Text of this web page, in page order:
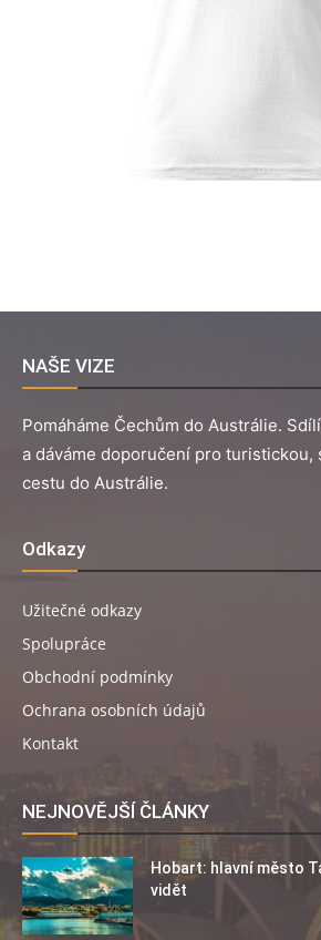
NAŠE VIZE
Pomáháme Čechům do Austrálie.
a dáváme doporučení pro
cestu do Austrálie.
Odkazy
Užitečné odkazy
Spolupráce
Obchodní podmínky
Ochrana osobních údajů
Kontakt
NEJNOVĚJŠÍ ČLÁNKY
Hobart: hlavní město
vidět